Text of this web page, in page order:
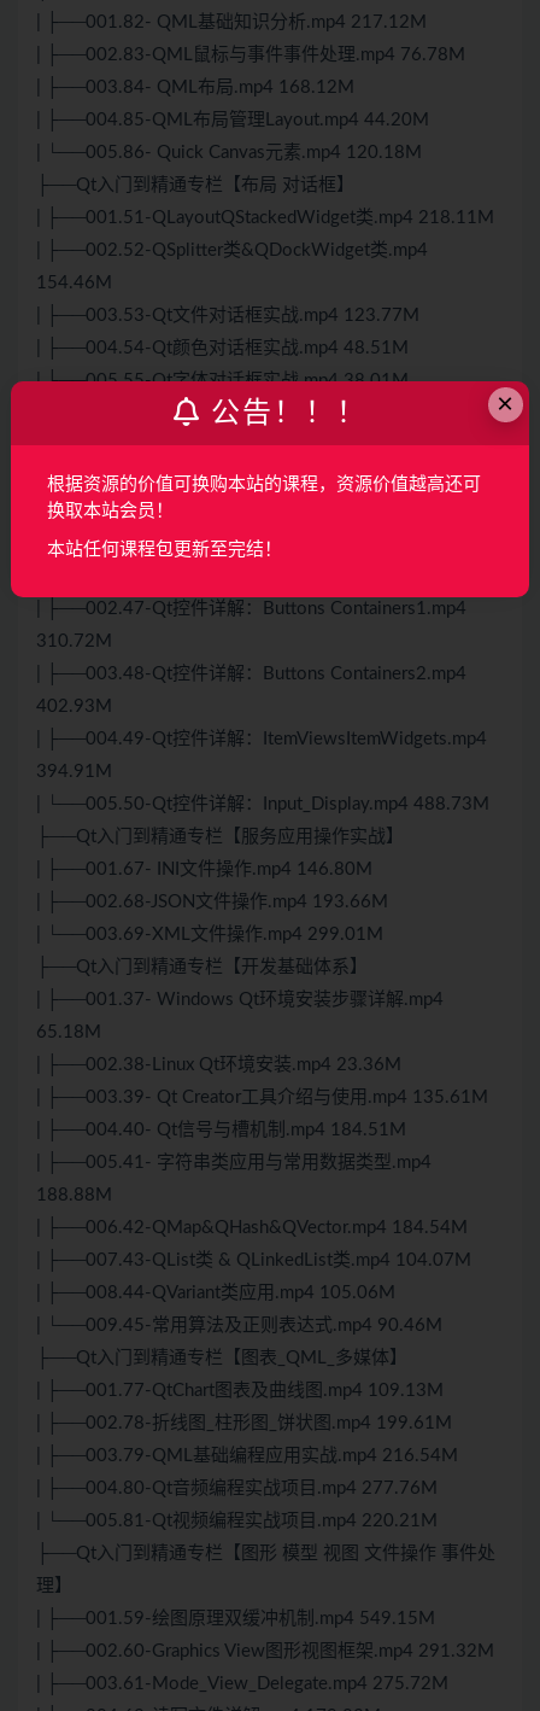
| ├──001.82- QML基础知识分析.mp4 217.12M
| ├──002.83-QML鼠标与事件事件处理.mp4 76.78M
| ├──003.84- QML布局.mp4 168.12M
| ├──004.85-QML布局管理Layout.mp4 44.20M
| └──005.86- Quick Canvas元素.mp4 120.18M
├──Qt入门到精通专栏【布局 对话框】
| ├──001.51-QLayoutQStackedWidget类.mp4 218.11M
| ├──002.52-QSplitter类&QDockWidget类.mp4
154.46M
| ├──003.53-Qt文件对话框实战.mp4 123.77M
| ├──004.54-Qt颜色对话框实战.mp4 48.51M
| ├──005.55-Qt字体对话框实战.mp4 38.01M
| ├──006.56-Qt输入对话框实战.mp4 98.29M
| ├──007.57-Qt消息对话框实战.mp4 150.77M
| └──008.58-Qt自定义对话框实战.mp4 47.94M
├──Qt入门到精通专栏【常用开发控件详解】
| ├──001.46-Qt控件详解：Layouts Spacers.mp4
| ├──002.47-Qt控件详解：Buttons Containers1.mp4
310.72M
| ├──003.48-Qt控件详解：Buttons Containers2.mp4
402.93M
| ├──004.49-Qt控件详解：ItemViewsItemWidgets.mp4
394.91M
| └──005.50-Qt控件详解：Input_Display.mp4 488.73M
├──Qt入门到精通专栏【服务应用操作实战】
| ├──001.67- INI文件操作.mp4 146.80M
| ├──002.68-JSON文件操作.mp4 193.66M
| └──003.69-XML文件操作.mp4 299.01M
├──Qt入门到精通专栏【开发基础体系】
| ├──001.37- Windows Qt环境安装步骤详解.mp4
65.18M
| ├──002.38-Linux Qt环境安装.mp4 23.36M
| ├──003.39- Qt Creator工具介绍与使用.mp4 135.61M
| ├──004.40- Qt信号与槽机制.mp4 184.51M
| ├──005.41- 字符串类应用与常用数据类型.mp4
188.88M
| ├──006.42-QMap&QHash&QVector.mp4 184.54M
| ├──007.43-QList类 & QLinkedList类.mp4 104.07M
| ├──008.44-QVariant类应用.mp4 105.06M
| └──009.45-常用算法及正则表达式.mp4 90.46M
├──Qt入门到精通专栏【图表_QML_多媒体】
| ├──001.77-QtChart图表及曲线图.mp4 109.13M
| ├──002.78-折线图_柱形图_饼状图.mp4 199.61M
| ├──003.79-QML基础编程应用实战.mp4 216.54M
| ├──004.80-Qt音频编程实战项目.mp4 277.76M
| └──005.81-Qt视频编程实战项目.mp4 220.21M
├──Qt入门到精通专栏【图形 模型 视图 文件操作 事件处
理】
| ├──001.59-绘图原理双缓冲机制.mp4 549.15M
| ├──002.60-Graphics View图形视图框架.mp4 291.32M
| ├──003.61-Mode_View_Delegate.mp4 275.72M
×
公告！！！
根据资源的价值可换购本站的课程，资源价值越高还可
换取本站会员！
本站任何课程包更新至完结！